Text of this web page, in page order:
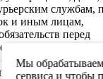
службам,
и иным лицам,
перед
на
Мы
сервиса и чтобы